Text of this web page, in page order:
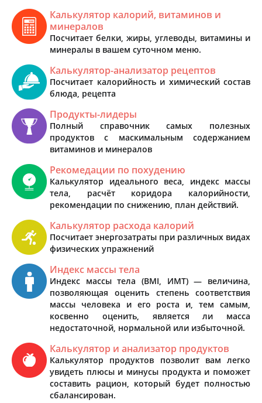
Калькулятор калорий, витаминов и
минералов
Посчитает белки, жиры, углеводы, витамины и
минералы в вашем суточном меню.
Калькулятор-анализатор рецептов
Посчитает калорийность и химический состав
блюда, рецепта
Продукты-лидеры
Полный справочник самых полезных
продуктов с маскимальным содержанием
витаминов и минералов
Рекомедации по похудению
Калькулятор идеального веса, индекс массы
тела, расчёт коридора калорийности,
рекомендации по снижению, план действий.
Калькулятор расхода калорий
Посчитает энергозатраты при различных видах
физических упражнений
Индекс массы тела
Индекс массы тела (BMI, ИМТ) — величина,
позволяющая оценить степень соответствия
массы человека и его роста и, тем самым,
косвенно оценить, является ли масса
недостаточной, нормальной или избыточной.
Калькулятор и анализатор продуктов
Калькулятор продуктов позволит вам легко
увидеть плюсы и минусы продукта и поможет
составить рацион, который будет полностью
сбалансирован.